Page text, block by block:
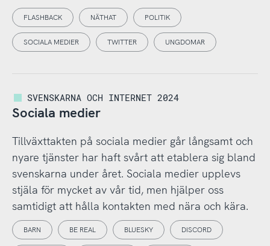
FLASHBACK NÄTHAT POLITIK
SOCIALA MEDIER TWITTER UNGDOMAR
SVENSKARNA OCH INTERNET 2024
Sociala medier
Tillväxttakten på sociala medier går långsamt och
nyare tjänster har haft svårt att etablera sig bland
svenskarna under året. Sociala medier upplevs
stjäla för mycket av vår tid, men hjälper oss
samtidigt att hålla kontakten med nära och kära.
BARN BE REAL BLUESKY DISCORD